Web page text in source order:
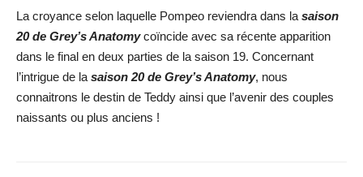
La croyance selon laquelle Pompeo reviendra dans la saison
20 de Grey’s Anatomycoïncide avec sa récente apparition
dans le final en deux parties de la saison 19. Concernant
l’intrigue de la saison 20 de Grey’s Anatomy, nous
connaitrons le destin de Teddy ainsi que l’avenir des couples
naissants ou plus anciens !